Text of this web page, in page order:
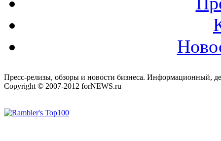
Пресс-релизы, обзоры и новости бизнеса. Информационный,
Copyright © 2007-2012 forNEWS.ru